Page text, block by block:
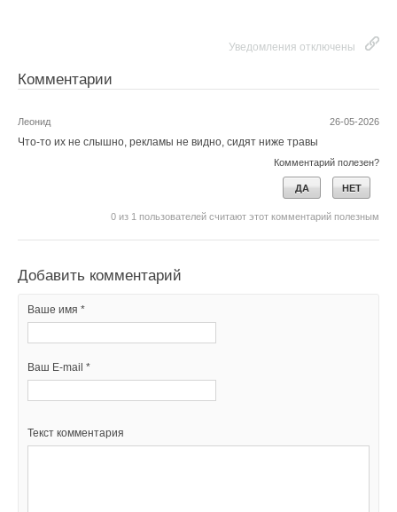
Уведомления отключены
Комментарии
26-05-2026
Леонид
Что-то их не слышно, рекламы не видно, сидят ниже травы
Комментарий полезен?
ДА НЕТ
0 из 1 пользователей считают этот комментарий полезным
Добавить комментарий
Ваше имя *
Ваш E-mail *
Текст комментария